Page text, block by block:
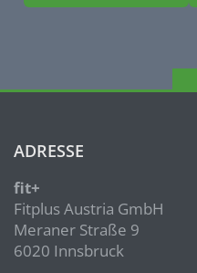
ADRESSE
fit+
Fitplus Austria GmbH
Meraner Straße 9
6020 Innsbruck